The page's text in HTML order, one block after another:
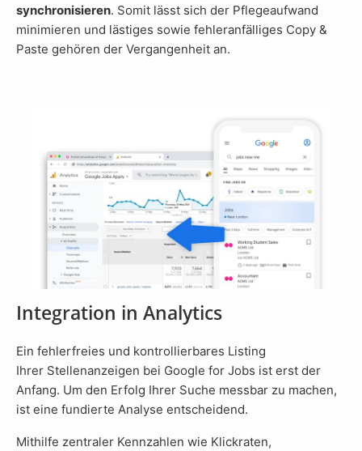
synchronisieren. Somit lässt sich der Pflegeaufwand
minimieren und lästiges sowie fehleranfälliges Copy &
Paste gehören der Vergangenheit an.
Integration in Analytics
Ein fehlerfreies und kontrollierbares Listing
Ihrer Stellenanzeigen bei Google for Jobs ist erst der
Anfang. Um den Erfolg Ihrer Suche messbar zu machen,
ist eine fundierte Analyse entscheidend.
Mithilfe zentraler Kennzahlen wie Klickraten,